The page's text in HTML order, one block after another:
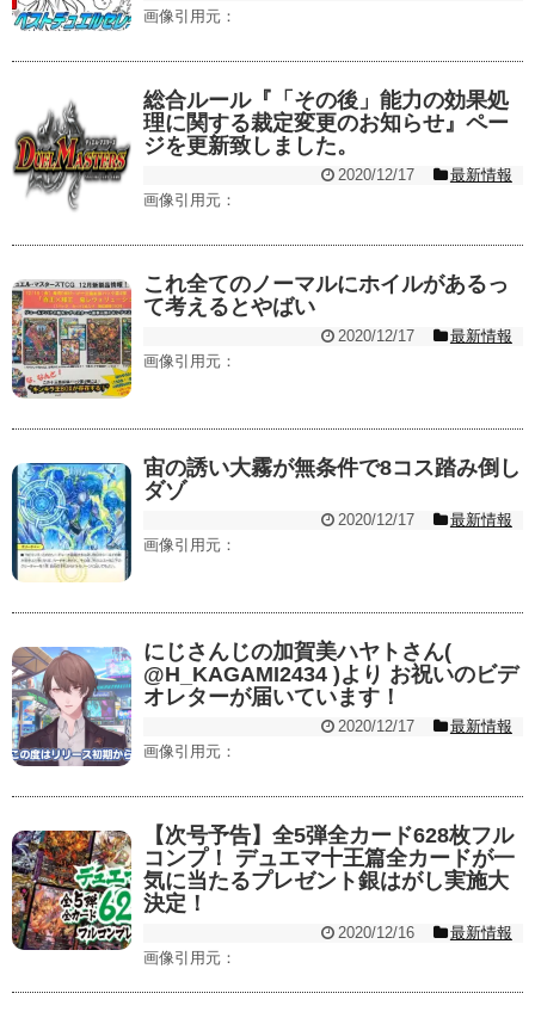
画像引用元：
総合ルール『「その後」能力の効果処
理に関する裁定変更のお知らせ』ペー
ジを更新致しました。
2020/12/17
最新情報
画像引用元：
これ全てのノーマルにホイルがあるっ
て考えるとやばい
2020/12/17
最新情報
画像引用元：
宙の誘い大霧が無条件で8コス踏み倒し
ダゾ
2020/12/17
最新情報
画像引用元：
にじさんじの加賀美ハヤトさん(
@H_KAGAMI2434 )より お祝いのビデ
オレターが届いています！
2020/12/17
最新情報
画像引用元：
【次号予告】全5弾全カード628枚フル
コンプ！ デュエマ十王篇全カードが一
気に当たるプレゼント銀はがし実施大
決定！
2020/12/16
最新情報
画像引用元：